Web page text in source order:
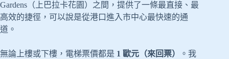
Gardens（上巴拉卡花園）之間，提供了一條最直接、最
高效的捷徑，可以說是從港口進入市中心最快速的通
道。
無論上樓或下樓，電梯票價都是 1 歐元（來回票）
。我